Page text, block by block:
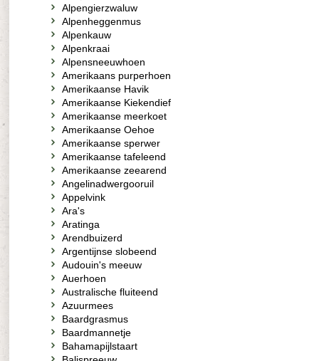
Alpengierzwaluw
Alpenheggenmus
Alpenkauw
Alpenkraai
Alpensneeuwhoen
Amerikaans purperhoen
Amerikaanse Havik
Amerikaanse Kiekendief
Amerikaanse meerkoet
Amerikaanse Oehoe
Amerikaanse sperwer
Amerikaanse tafeleend
Amerikaanse zeearend
Angelinadwergooruil
Appelvink
Ara's
Aratinga
Arendbuizerd
Argentijnse slobeend
Audouin's meeuw
Auerhoen
Australische fluiteend
Azuurmees
Baardgrasmus
Baardmannetje
Bahamapijlstaart